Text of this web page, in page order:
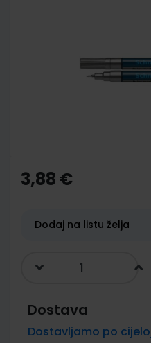
the
beginning
gallery
3,88 €
Dodaj na listu želja
Dostava
Dostavljamo po